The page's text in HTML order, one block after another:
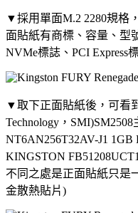
▼採用單面M.2 2280規格
面貼紙有商標、容量、型
NVMe標誌、PCI Express
▼取下正面貼紙後，可看
Technology，
NT6AN256T32AV-J1
KINGSTON
不同之處是正面貼紙只是
金散熱貼片)